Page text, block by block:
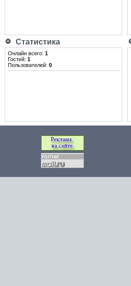
Статистика
Онлайн всего: 1
Гостей: 1
Пользователей: 0